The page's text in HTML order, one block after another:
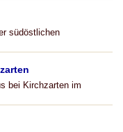
südöstlichen
bei Kirchzarten im